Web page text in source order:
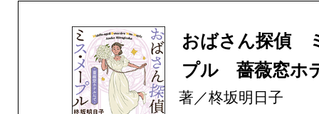
おばさん探偵
プル 薔薇窓ホ
著／柊坂明日子